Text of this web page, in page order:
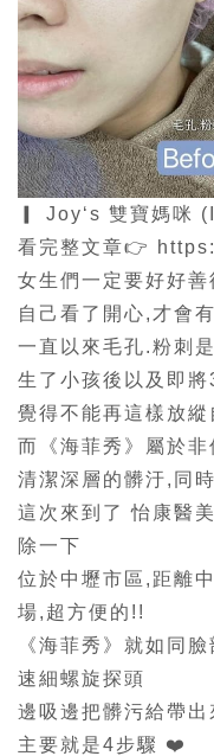
▎ Joy‘s 雙寶媽咪
看完整文章👉
女生們一定要好好
自己看了開心,才會
一直以來毛孔.粉刺
生了小孩後以及即將
覺得不能再這樣放
而《海菲秀》屬於
清潔深層的髒汙,同
這次來到了 怡康醫
除一下
位於中壢市區,距離
場,超方便的!!
《海菲秀》就如同
速細螺旋探頭
邊吸邊把髒污給帶出
主要就是4步驟 ❤️